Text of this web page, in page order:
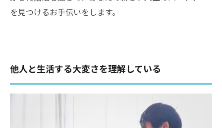
を見つけるお手伝いをします。
他人と生活する大変さを理解している